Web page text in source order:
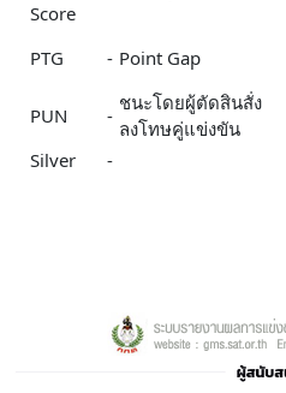
Score
PTG - Point Gap
PUN
-
ชนะโดยผู้ตัดสินสั่ง
ลงโทษคู่แข่งขัน
Silver
-